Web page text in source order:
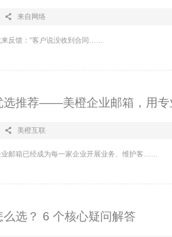
来自网络
来反馈：“客户说没收到合同……
选推荐——美橙企业邮箱，用专
美橙互联
业邮箱已经成为每一家企业开展业务、维护客……
选？ 6 个核心疑问解答